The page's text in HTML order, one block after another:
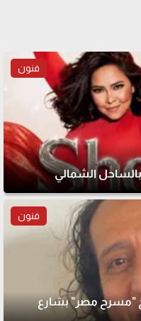
فنون
الشمالي
فنون
"مسرح مصر" بشارع